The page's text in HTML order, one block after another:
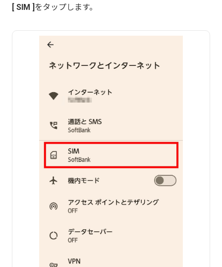
SIM をタップします。